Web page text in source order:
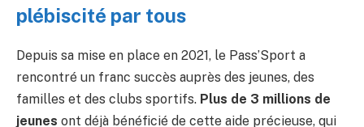
plébiscité par tous
Depuis sa mise en place en 2021, le Pass’Sport a
rencontré un franc succès auprès des jeunes, des
familles et des clubs sportifs. Plus de 3 millions de
jeunes ont déjà bénéficié de cette aide précieuse, qui